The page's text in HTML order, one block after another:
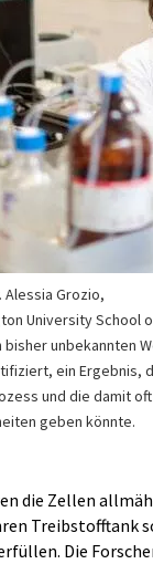
Alessia Grozio,
University School
bisher unbekannten
ein Ergebnis,
und die damit oft
geben könnte.
die Zellen
Treibstofftank
Die